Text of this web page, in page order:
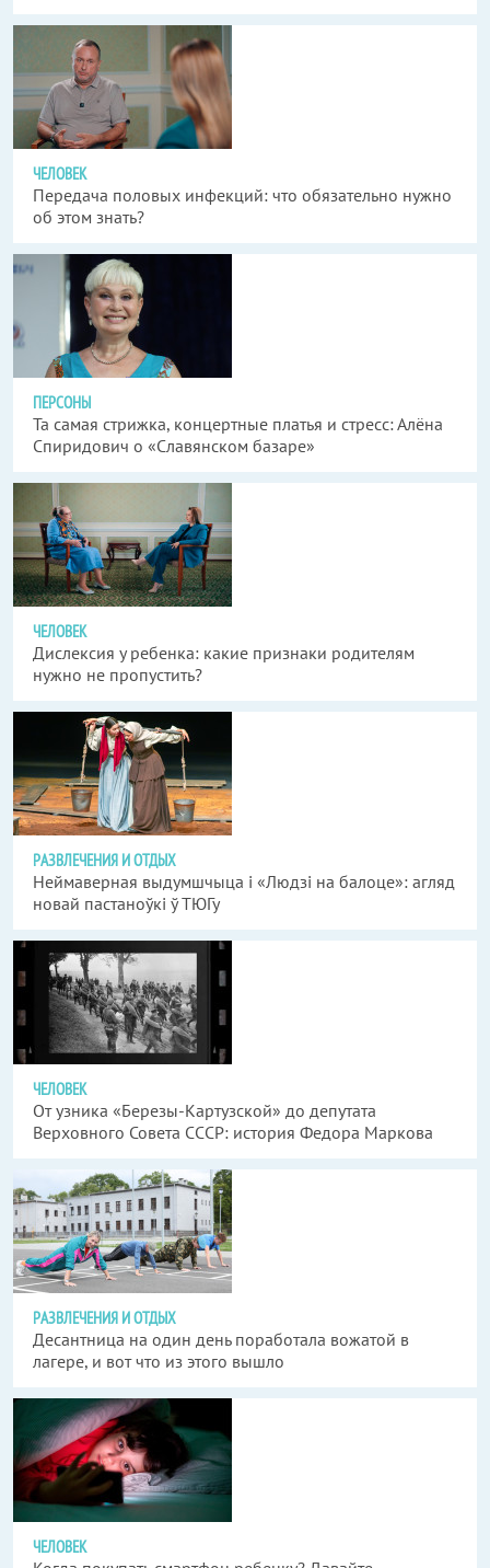
ЧЕЛОВЕК
Передача половых инфекций: что обязательно нужно
об этом знать?
ПЕРСОНЫ
Та самая стрижка, концертные платья и стресс: Алёна
Спиридович о «Славянском базаре»
ЧЕЛОВЕК
Дислексия у ребенка: какие признаки родителям
нужно не пропустить?
РАЗВЛЕЧЕНИЯ И ОТДЫХ
Неймаверная выдумшчыца і «Людзі на балоце»: агляд
новай пастаноўкі ў ТЮГу
ЧЕЛОВЕК
От узника «Березы-Картузской» до депутата
Верховного Совета СССР: история Федора Маркова
РАЗВЛЕЧЕНИЯ И ОТДЫХ
Десантница на один день поработала вожатой в
лагере, и вот что из этого вышло
ЧЕЛОВЕК